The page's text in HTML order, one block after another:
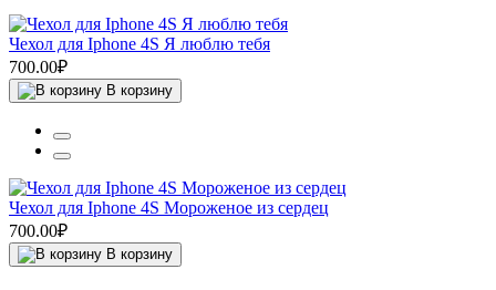
Чехол для Iphone 4S Я люблю тебя
700.00₽
В корзину
Чехол для Iphone 4S Мороженое из сердец
700.00₽
В корзину